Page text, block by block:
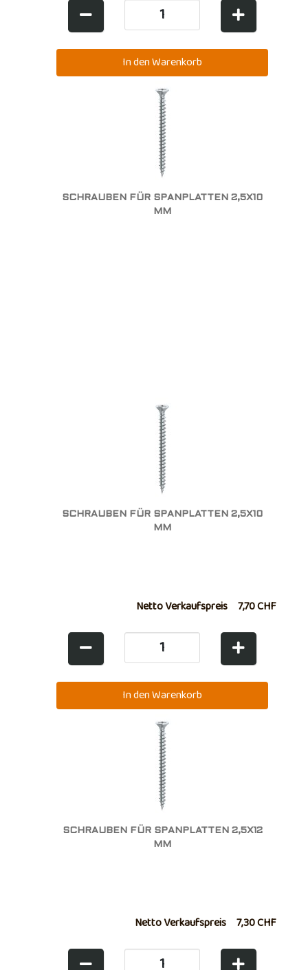
SCHRAUBEN FÜR SPANPLATTEN 2,5X10
MM
SCHRAUBEN FÜR SPANPLATTEN 2,5X10
MM
Netto Verkaufspreis 7,70 CHF
SCHRAUBEN FÜR SPANPLATTEN 2,5X12
MM
Netto Verkaufspreis 7,30 CHF